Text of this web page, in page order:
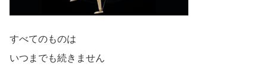
すべてのものは
いつまでも続きません